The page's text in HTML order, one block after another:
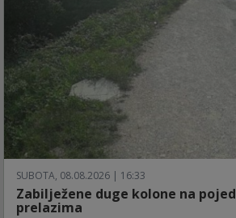
SUBOTA, 08.08.2026 | 16:33
Zabilježene duge kolone na
prelazima